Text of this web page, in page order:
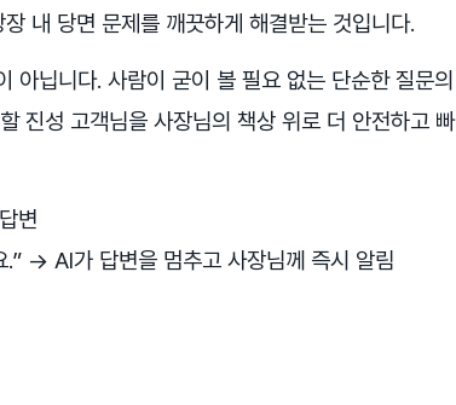
내 당면 문제를 깨끗하게 해결받는 것입니다.
아닙니다. 사람이 굳이 볼 필요 없는 단순한 질문의
진성 고객님을 사장님의 책상 위로 더 안전하고 빠
변
→ AI가 답변을 멈추고 사장님께 즉시 알림